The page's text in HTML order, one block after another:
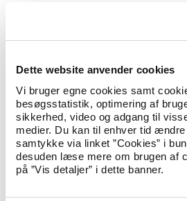
Dette website anvender cookies
Vi bruger egne cookies samt
besøgsstatistik, optimering af
sikkerhed, video og adgang til
medier. Du kan til enhver tid
samtykke via linket ”Cookies” i
desuden læse mere om brugen af
på ”Vis detaljer” i dette banner.
sundhedspersonale og den
tilbageholdende med at gribe ind
der udspiller sig i parallelsamfundene.
”Det er vigtigt, at både
omkring den unge ved, hvor de
de oplever noget bekymrende.